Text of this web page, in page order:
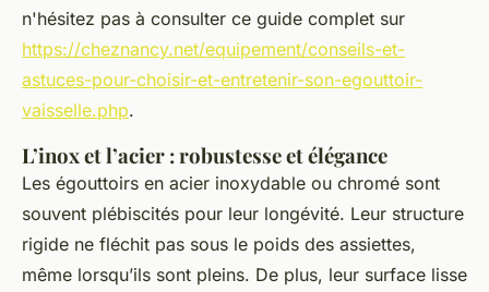
n'hésitez pas à consulter ce guide complet sur
https://cheznancy.net/equipement/conseils-et-
astuces-pour-choisir-et-entretenir-son-egouttoir-
vaisselle.php.
L’inox et l’acier : robustesse et élégance
Les égouttoirs en acier inoxydable ou chromé sont
souvent plébiscités pour leur longévité. Leur structure
rigide ne fléchit pas sous le poids des assiettes,
même lorsqu’ils sont pleins. De plus, leur surface lisse